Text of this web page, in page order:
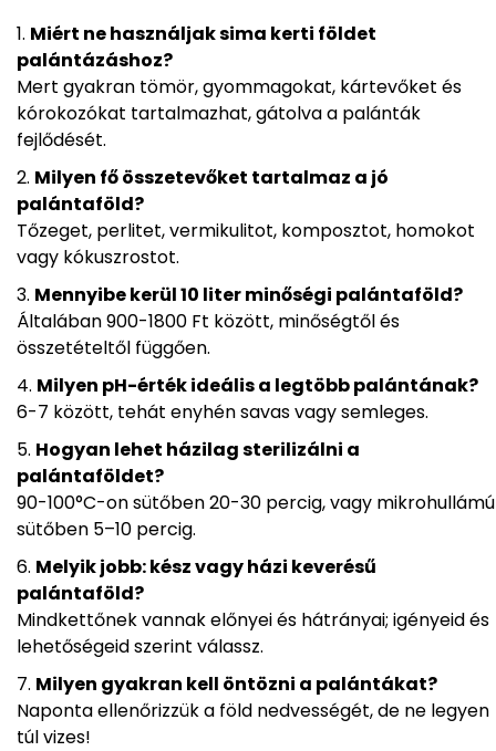
Miért ne használjak sima kerti földet
palántázáshoz?
Mert gyakran tömör, gyommagokat, kártevőket és
kórokozókat tartalmazhat, gátolva a palánták
fejlődését.
Milyen fő összetevőket tartalmaz a jó
palántaföld?
Tőzeget, perlitet, vermikulitot, komposztot, homokot
vagy kókuszrostot.
Mennyibe kerül 10 liter minőségi palántaföld?
Általában 900-1800 Ft között, minőségtől és
összetételtől függően.
Milyen pH-érték ideális a legtöbb palántának?
6-7 között, tehát enyhén savas vagy semleges.
Hogyan lehet házilag sterilizálni a
palántaföldet?
90-100°C-on sütőben 20-30 percig, vagy mikrohullámú
sütőben 5–10 percig.
Melyik jobb: kész vagy házi keverésű
palántaföld?
Mindkettőnek vannak előnyei és hátrányai; igényeid és
lehetőségeid szerint válassz.
Milyen gyakran kell öntözni a palántákat?
Naponta ellenőrizzük a föld nedvességét, de ne legyen
túl vizes!